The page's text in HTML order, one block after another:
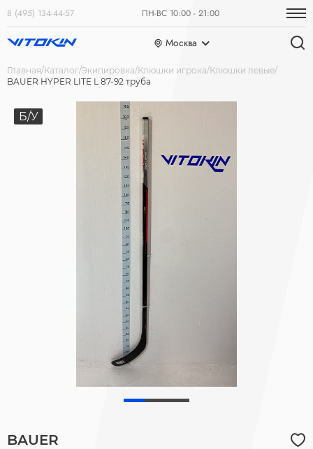
8 (495) 134-44-57 ПН-ВС 10:00 - 21:00
Москва
Главная Каталог Экипировка Клюшки игрока Клюшки левые
BAUER HYPER LITE L 87-92 труба
Б/У
BAUER